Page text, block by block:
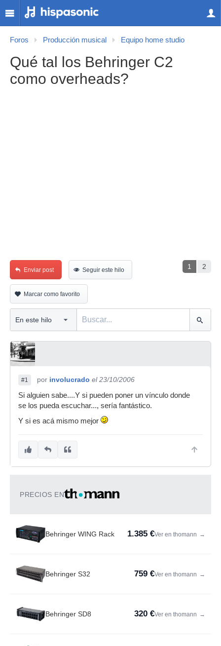
Foros Producción musical Equipo home studio
Qué tal los Behringer C2
como overheads?
1 2
Enviar post Seguir este hilo
Marcar como favorito
#1 por involucrado el 23/10/2006
Si alguien sabe....Y si pueden poner un vínculo donde
se los pueda escuchar..., sería fantástico.
Y si es acá mismo mejor
PRECIOS EN
Behringer WING Rack 1.385 €Ver en thomann →
Behringer S32 759 €Ver en thomann →
Behringer SD8 320 €Ver en thomann →